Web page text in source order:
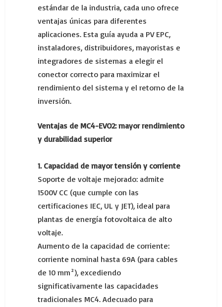
estándar de la industria, cada uno ofrece
ventajas únicas para diferentes
aplicaciones. Esta guía ayuda a PV EPC,
instaladores, distribuidores, mayoristas e
integradores de sistemas a elegir el
conector correcto para maximizar el
rendimiento del sistema y el retorno de la
inversión.
Ventajas de MC4-EVO2: mayor rendimiento
y durabilidad superior
1. Capacidad de mayor tensión y corriente
Soporte de voltaje mejorado: admite
1500V CC (que cumple con las
certificaciones IEC, UL y JET), ideal para
plantas de energía fotovoltaica de alto
voltaje.
Aumento de la capacidad de corriente:
corriente nominal hasta 69A (para cables
de 10 mm²), excediendo
significativamente las capacidades
tradicionales MC4. Adecuado para